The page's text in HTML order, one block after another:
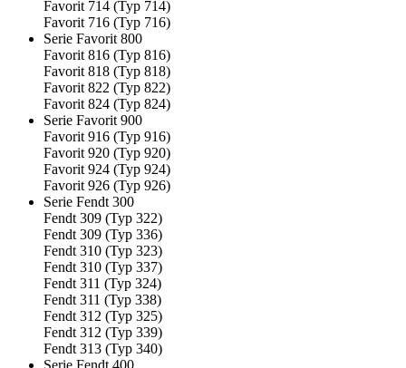
Favorit 714 (Typ 714)
Favorit 716 (Typ 716)
Serie Favorit 800
Favorit 816 (Typ 816)
Favorit 818 (Typ 818)
Favorit 822 (Typ 822)
Favorit 824 (Typ 824)
Serie Favorit 900
Favorit 916 (Typ 916)
Favorit 920 (Typ 920)
Favorit 924 (Typ 924)
Favorit 926 (Typ 926)
Serie Fendt 300
Fendt 309 (Typ 322)
Fendt 309 (Typ 336)
Fendt 310 (Typ 323)
Fendt 310 (Typ 337)
Fendt 311 (Typ 324)
Fendt 311 (Typ 338)
Fendt 312 (Typ 325)
Fendt 312 (Typ 339)
Fendt 313 (Typ 340)